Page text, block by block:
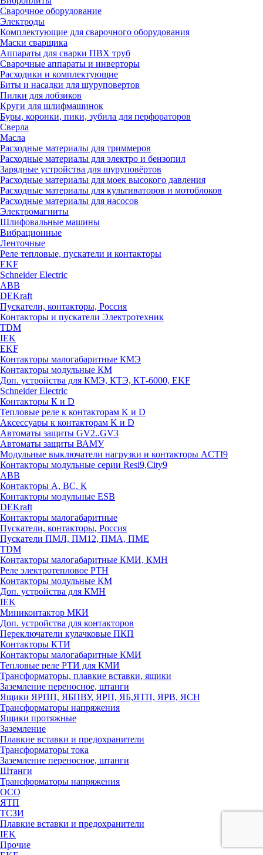
Сварочное оборудование
Электроды
Комплектующие для сварочного оборудования
Маски сварщика
Аппараты для сварки ПВХ труб
Сварочные аппараты и инверторы
Расходики и комплектующие
Биты и насадки для шуруповертов
Пилки для лобзиков
Круги для шлифмашинок
Буры, коронки, пики, зубила для перфораторов
Сверла
Масла
Расходные материалы для триммеров
Расходные материалы для электро и бензопил
Зарядные устройства для шуруповёртов
Расходные материалы для моек высокого давления
Расходные материалы для культиваторов и мотоблоков
Расходные материалы для насосов
Электромагниты
Шлифовальные машины
Вибрационные
Ленточные
Реле тепловые, пускатели и контакторы
EKF
Schneider Electric
ABB
DEKraft
Пускатели, контакторы, Россия
Контакторы и пускатели Электротехник
TDM
IEK
EKF
Контакторы малогабаритные КМЭ
Контакторы модульные КМ
Доп. устройства для КМЭ, КТЭ, КТ-6000, EKF
Schneider Electric
Контакторы К и D
Тепловые реле к контакторам K и D
Аксессуары к контакторам K и D
Автоматы защиты GV2..GV3
Автоматы защиты ВАМУ
Модульные выключатели нагрузки и контакторы ACTI9
Контакторы модульные серии Resi9,City9
ABB
Контакторы А, ВС, К
Контакторы модульные ESB
DEKraft
Контакторы малогабаритные
Пускатели, контакторы, Россия
Пускатели ПМЛ, ПМ12, ПМА, ПМЕ
TDM
Контакторы малогабаритные КМИ, КМН
Реле электротепловое РТН
Контакторы модульные КМ
Доп. устройства для КМН
IEK
Миниконтактор МКИ
Доп. устройства для контакторов
Переключатели кулачковые ПКП
Контакторы КТИ
Контакторы малогабаритные КМИ
Тепловые реле РTИ для КМИ
Трансформаторы, плавкие вставки, ящики
Заземление переносное, штанги
Ящики ЯРПП, ЯБПВУ, ЯРП, ЯБ,ЯТП, ЯРВ, ЯСН
Трансформаторы напряжения
Ящики протяжные
Заземление
Плавкие вставки и предохранители
Трансформаторы тока
Заземление переносное, штанги
Штанги
Трансформаторы напряжения
ОСО
ЯТП
ТСЗИ
Плавкие вставки и предохранители
IEK
Прочие